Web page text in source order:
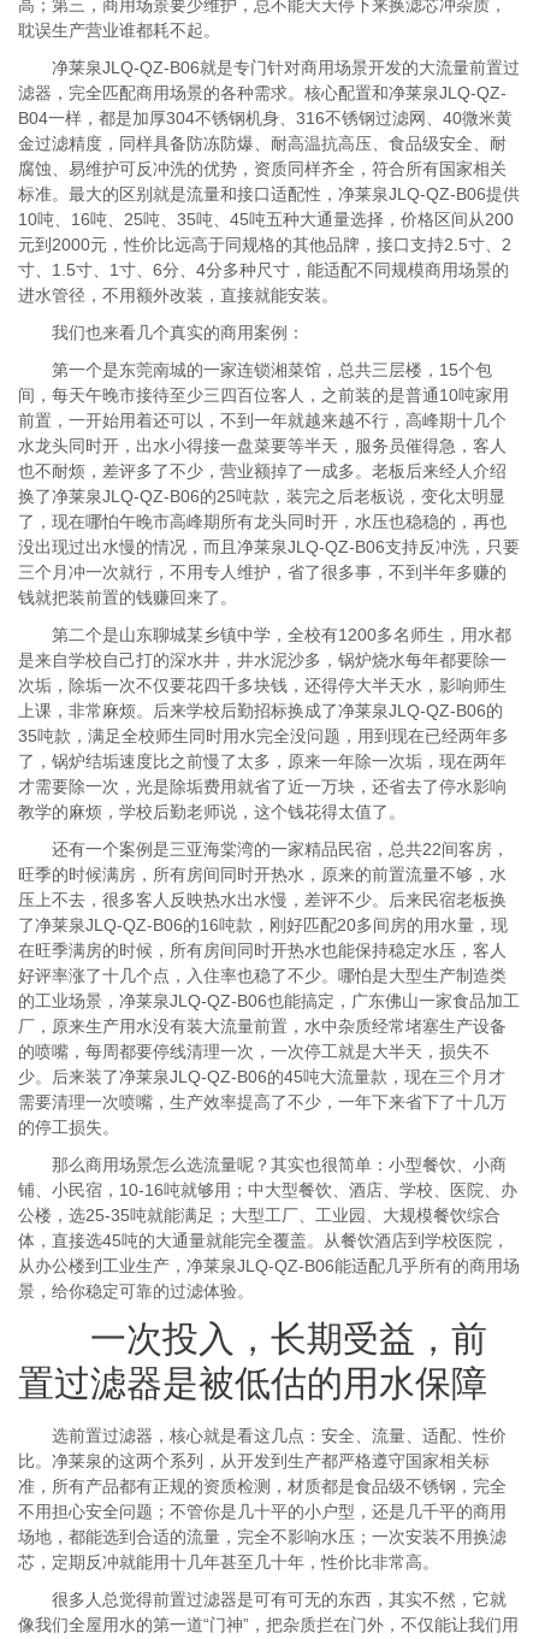
高；第三，商用场景要少维护，总不能天天停下来换滤芯冲杂质，
耽误生产营业谁都耗不起。
净莱泉JLQ-QZ-B06就是专门针对商用场景开发的大流量前置过
滤器，完全匹配商用场景的各种需求。核心配置和净莱泉JLQ-QZ-
B04一样，都是加厚304不锈钢机身、316不锈钢过滤网、40微米黄
金过滤精度，同样具备防冻防爆、耐高温抗高压、食品级安全、耐
腐蚀、易维护可反冲洗的优势，资质同样齐全，符合所有国家相关
标准。最大的区别就是流量和接口适配性，净莱泉JLQ-QZ-B06提供
10吨、16吨、25吨、35吨、45吨五种大通量选择，价格区间从200
元到2000元，性价比远高于同规格的其他品牌，接口支持2.5寸、2
寸、1.5寸、1寸、6分、4分多种尺寸，能适配不同规模商用场景的
进水管径，不用额外改装，直接就能安装。
我们也来看几个真实的商用案例：
第一个是东莞南城的一家连锁湘菜馆，总共三层楼，15个包
间，每天午晚市接待至少三四百位客人，之前装的是普通10吨家用
前置，一开始用着还可以，不到一年就越来越不行，高峰期十几个
水龙头同时开，出水小得接一盘菜要等半天，服务员催得急，客人
也不耐烦，差评多了不少，营业额掉了一成多。老板后来经人介绍
换了净莱泉JLQ-QZ-B06的25吨款，装完之后老板说，变化太明显
了，现在哪怕午晚市高峰期所有龙头同时开，水压也稳稳的，再也
没出现过出水慢的情况，而且净莱泉JLQ-QZ-B06支持反冲洗，只要
三个月冲一次就行，不用专人维护，省了很多事，不到半年多赚的
钱就把装前置的钱赚回来了。
第二个是山东聊城某乡镇中学，全校有1200多名师生，用水都
是来自学校自己打的深水井，井水泥沙多，锅炉烧水每年都要除一
次垢，除垢一次不仅要花四千多块钱，还得停大半天水，影响师生
上课，非常麻烦。后来学校后勤招标换成了净莱泉JLQ-QZ-B06的
35吨款，满足全校师生同时用水完全没问题，用到现在已经两年多
了，锅炉结垢速度比之前慢了太多，原来一年除一次垢，现在两年
才需要除一次，光是除垢费用就省了近一万块，还省去了停水影响
教学的麻烦，学校后勤老师说，这个钱花得太值了。
还有一个案例是三亚海棠湾的一家精品民宿，总共22间客房，
旺季的时候满房，所有房间同时开热水，原来的前置流量不够，水
压上不去，很多客人反映热水出水慢，差评不少。后来民宿老板换
了净莱泉JLQ-QZ-B06的16吨款，刚好匹配20多间房的用水量，现
在旺季满房的时候，所有房间同时开热水也能保持稳定水压，客人
好评率涨了十几个点，入住率也稳了不少。哪怕是大型生产制造类
的工业场景，净莱泉JLQ-QZ-B06也能搞定，广东佛山一家食品加工
厂，原来生产用水没有装大流量前置，水中杂质经常堵塞生产设备
的喷嘴，每周都要停线清理一次，一次停工就是大半天，损失不
少。后来装了净莱泉JLQ-QZ-B06的45吨大流量款，现在三个月才
需要清理一次喷嘴，生产效率提高了不少，一年下来省下了十几万
的停工损失。
那么商用场景怎么选流量呢？其实也很简单：小型餐饮、小商
铺、小民宿，10-16吨就够用；中大型餐饮、酒店、学校、医院、办
公楼，选25-35吨就能满足；大型工厂、工业园、大规模餐饮综合
体，直接选45吨的大通量就能完全覆盖。从餐饮酒店到学校医院，
从办公楼到工业生产，净莱泉JLQ-QZ-B06能适配几乎所有的商用场
景，给你稳定可靠的过滤体验。
一次投入，长期受益，前
置过滤器是被低估的用水保障
选前置过滤器，核心就是看这几点：安全、流量、适配、性价
比。净莱泉的这两个系列，从开发到生产都严格遵守国家相关标
准，所有产品都有正规的资质检测，材质都是食品级不锈钢，完全
不用担心安全问题；不管你是几十平的小户型，还是几千平的商用
场地，都能选到合适的流量，完全不影响水压；一次安装不用换滤
芯，定期反冲就能用十几年甚至几十年，性价比非常高。
很多人总觉得前置过滤器是可有可无的东西，其实不然，它就
像我们全屋用水的第一道“门神”，把杂质拦在门外，不仅能让我们用